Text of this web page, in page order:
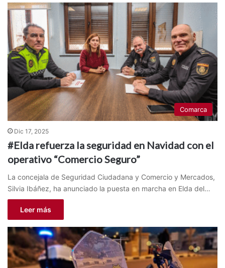
Comarca
Dic 17, 2025
#Elda refuerza la seguridad en Navidad con el
operativo “Comercio Seguro”
La concejala de Seguridad Ciudadana y Comercio y Mercados,
Silvia Ibáñez, ha anunciado la puesta en marcha en Elda del…
Leer más